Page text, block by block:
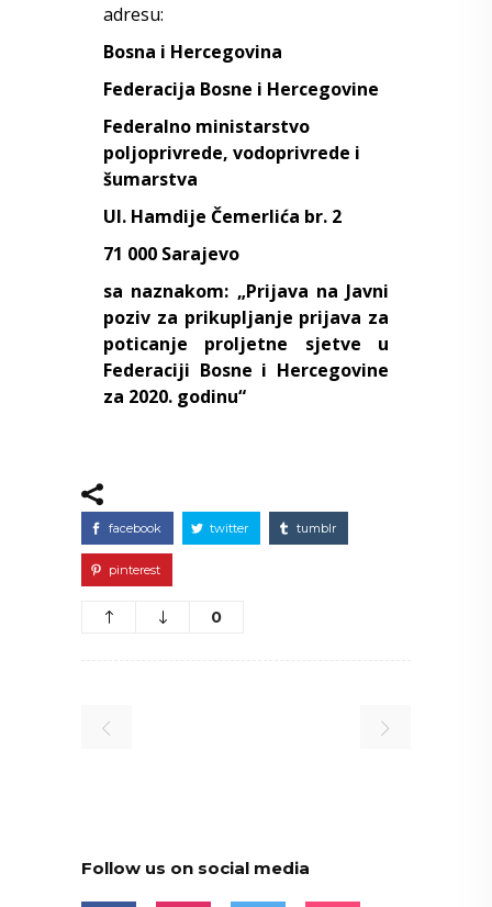
adresu:
Bosna i Hercegovina
Federacija Bosne i Hercegovine
Federalno ministarstvo
poljoprivrede, vodoprivrede i
šumarstva
Ul. Hamdije Čemerlića br. 2
71 000 Sarajevo
sa naznakom: „Prijava na Javni
poziv za prikupljanje prijava za
poticanje proljetne sjetve u
Federaciji Bosne i Hercegovine
za 2020. godinu“
facebook twitter tumblr
pinterest
0
Follow us on social media